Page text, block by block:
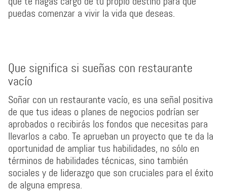
puedas comenzar a vivir la vida que deseas.
Que significa si sueñas con restaurante
vacío
Soñar con un restaurante vacío, es una señal positiva
de que tus ideas o planes de negocios podrían ser
aprobados o recibirás los fondos que necesitas para
llevarlos a cabo. Te aprueban un proyecto que te da la
oportunidad de ampliar tus habilidades, no sólo en
términos de habilidades técnicas, sino también
sociales y de liderazgo que son cruciales para el éxito
de alguna empresa.